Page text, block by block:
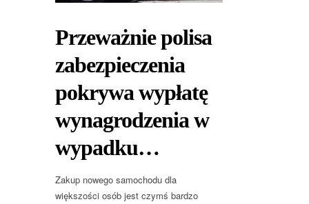
Przeważnie polisa
zabezpieczenia
pokrywa wypłatę
wynagrodzenia w
wypadku…
Zakup nowego samochodu dla
większości osób jest czymś bardzo